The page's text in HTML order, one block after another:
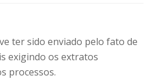
ter sido enviado pelo fato de
exigindo os extratos
processos.